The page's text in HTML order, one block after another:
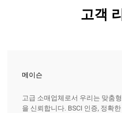
고객
메이슨
고급 소매업체로서 우리는 맞춤
을 신뢰합니다. BSCI 인증, 정확